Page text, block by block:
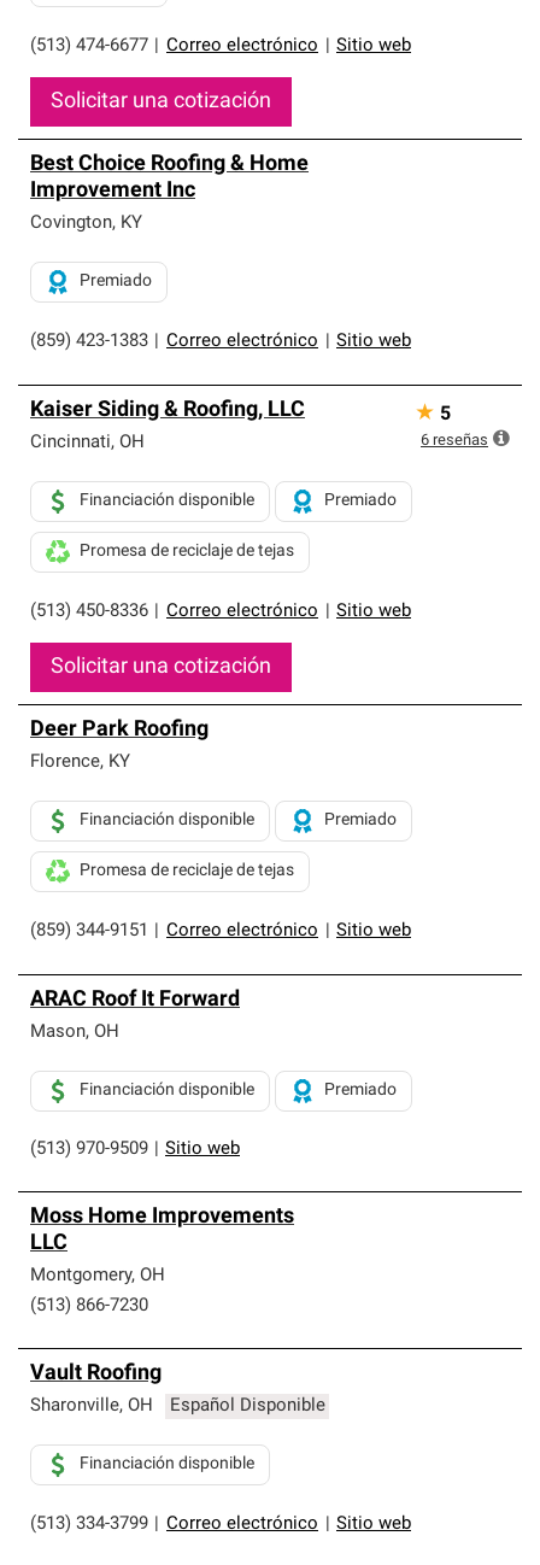
(513) 474-6677 Correo electrónico Sitio web
Solicitar una cotización
Best Choice Roofing & Home
Improvement Inc
Covington, KY
(859) 423-1383 Correo electrónico Sitio web
Premiado
Kaiser Siding & Roofing, LLC
Cincinnati, OH
(513) 450-8336 Correo electrónico Sitio web
Financiación disponible Premiado
Promesa de reciclaje de tejas
Solicitar una cotización
★ 5
6 reseñas
Deer Park Roofing
Florence, KY
(859) 344-9151 Correo electrónico Sitio web
Financiación disponible Premiado
Promesa de reciclaje de tejas
ARAC Roof It Forward
Mason, OH
(513) 970-9509 Sitio web
Financiación disponible Premiado
Moss Home Improvements
LLC
Montgomery, OH
(513) 866-7230
Vault Roofing
Sharonville, OH Español Disponible
(513) 334-3799 Correo electrónico Sitio web
Financiación disponible